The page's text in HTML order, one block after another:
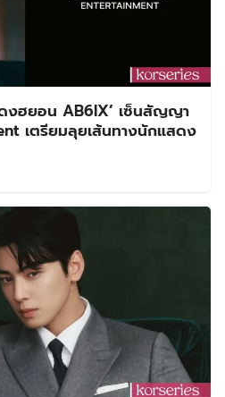
งฮยอน AB6IX’ เซ็นสัญญา
เตรียมลุยเส้นทางนักแสดง